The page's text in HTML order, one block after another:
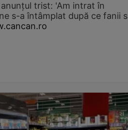
trist: 'Am intrat în
s-a întâmplat după ce fanii